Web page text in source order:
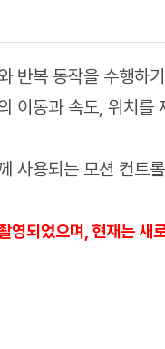
반복 동작을 수행하
이동과 속도, 위치
사용되는 모션 컨트
영되었으며, 현재는